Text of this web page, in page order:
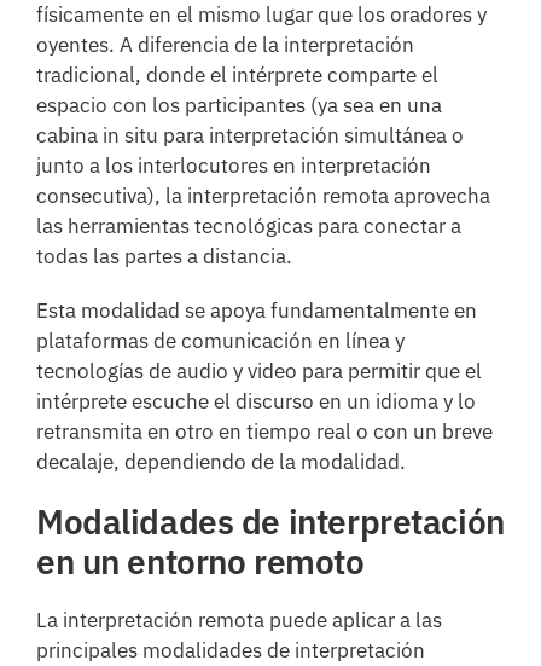
físicamente en el mismo lugar que los oradores y
oyentes. A diferencia de la interpretación
tradicional, donde el intérprete comparte el
espacio con los participantes (ya sea en una
cabina in situ para interpretación simultánea o
junto a los interlocutores en interpretación
consecutiva), la interpretación remota aprovecha
las herramientas tecnológicas para conectar a
todas las partes a distancia.
Esta modalidad se apoya fundamentalmente en
plataformas de comunicación en línea y
tecnologías de audio y video para permitir que el
intérprete escuche el discurso en un idioma y lo
retransmita en otro en tiempo real o con un breve
decalaje, dependiendo de la modalidad.
Modalidades de interpretación
en un entorno remoto
La interpretación remota puede aplicar a las
principales modalidades de interpretación